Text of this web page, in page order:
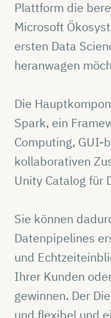
Plattform die
Microsoft
ersten Data
heranwagen
Die
Spark, ein
Computing, GUI-
kollaborativen
Unity Catalog für
Sie können
Datenpipelines
und
Ihrer Kunden
gewinnen. Der
und flexibel und